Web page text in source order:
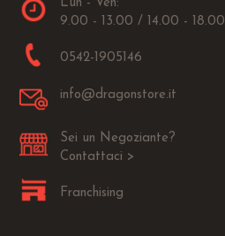
Lun - Ven:
9.00 - 13.00 / 14.00 - 18.00
0542-1905146
info@dragonstore.it
Sei un Negoziante?
Contattaci >
Franchising